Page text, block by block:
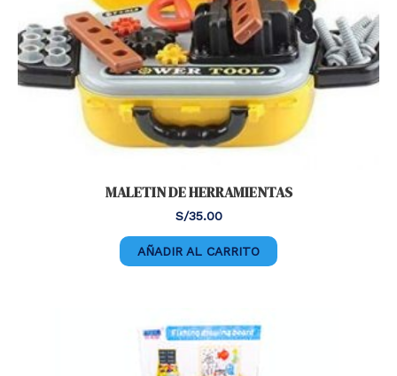
MALETIN DE HERRAMIENTAS
S/35.00
AÑADIR AL CARRITO